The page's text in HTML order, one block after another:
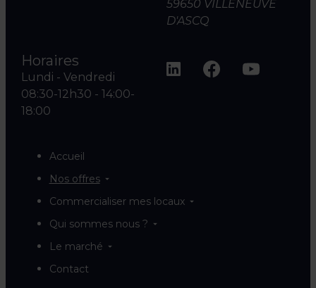
59650 VILLENEUVE
D'ASCQ
Horaires
Lundi - Vendredi
08:30-12h30 - 14:00-
18:00
Accueil
Nos offres
Commercialiser mes locaux
Qui sommes nous ?
Le marché
Contact